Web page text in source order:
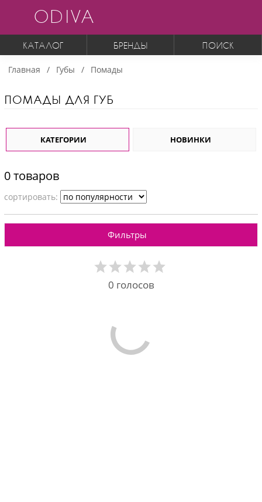
ODIVA
КАТАЛОГ БРЕНДЫ ПОИСК
Главная Губы Помады
ПОМАДЫ ДЛЯ ГУБ
КАТЕГОРИИ НОВИНКИ
0 товаров
cортировать:
Фильтры
0 голосов